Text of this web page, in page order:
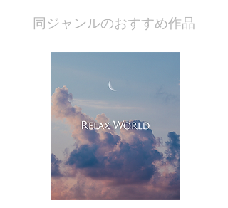
​同ジャンルのおすすめ作品